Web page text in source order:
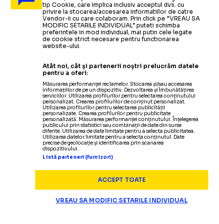
tip Cookie, care implica inclusiv acceptul dvs. cu
privire la stocarea/accesarea informatiilor de catre
Vendor-ii cu care colaboram. Prin click pe “VREAU SA
MODIFIC SETARILE INDIVIDUAL” puteti schimba
preferintele in mod individual, mai putin cele legate
de cookie strict necesare pentru functionarea
website-ului.
Atât noi, cât și partenerii noștri prelucrăm datele
pentru a oferi:
Măsurarea performanței reclamelor. Stocarea și/sau accesarea
informațiilor de pe un dispozitiv. Dezvoltarea și îmbunătățirea
serviciilor. Utilizarea profilurilor pentru selectarea conținutului
personalizat. Crearea profilurilor de conținut personalizat.
Utilizarea profilurilor pentru selectarea publicității
personalizate. Crearea profilurilor pentru publicitate
personalizată. Măsurarea performanței conținutului. Înțelegerea
publicului prin statistici sau combinații de date din surse
diferite. Utilizarea de date limitate pentru a selecta publicitatea.
Utilizarea datelor limitate pentru a selecta conținutul. Date
precise de geolocație și identificarea prin scanarea
dispozitivului.
Listă parteneri (furnizori)
ACCEPT TOATE
VREAU SA MODIFIC SETARILE INDIVIDUAL